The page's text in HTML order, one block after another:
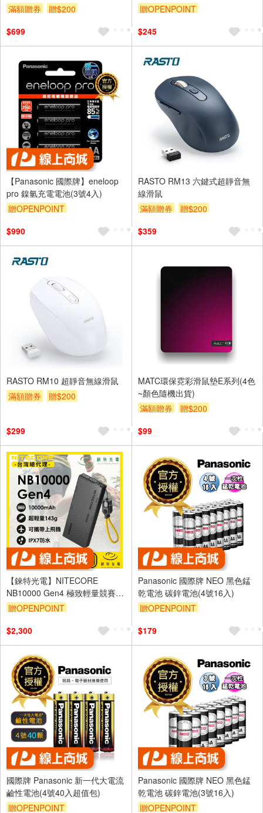
滿額贈券
贈$200
$699
贈OPENPOINT
$245
【Panasonic 國際牌】eneloop
pro 鎳氫充電電池(3號4入)
贈OPENPOINT
$990
RASTO RM13 六鍵式超靜音無
線滑鼠
滿額贈券
贈$200
$359
RASTO RM10 超靜音無線滑鼠
滿額贈券
贈$200
$299
MATC環保霓彩滑鼠墊E系列(4色
~顏色隨機出貨)
滿額贈券
贈$200
$99
【錸特光電】NITECORE
NB10000 Gen4 極致輕量競賽級
行動電源
贈OPENPOINT
$2,300
Panasonic 國際牌 NEO 黑色錳
乾電池 碳鋅電池(4號16入)
贈OPENPOINT
$179
國際牌 Panasonic 新一代大電流
鹼性電池(4號40入超值包)
贈OPENPOINT
Panasonic 國際牌 NEO 黑色錳
乾電池 碳鋅電池(3號16入)
贈OPENPOINT